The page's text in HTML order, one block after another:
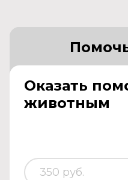
Оказать
животным